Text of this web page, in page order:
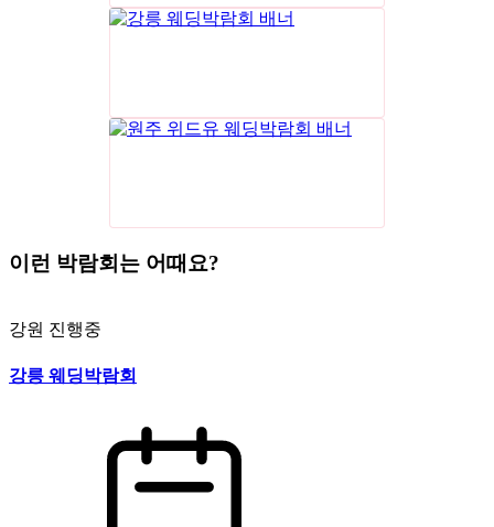
이런 박람회는 어때요?
강원 진행중
강릉 웨딩박람회